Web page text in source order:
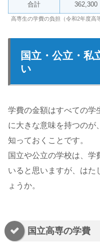
合計 362,300
高専生の学費の負担（令和2年度高
国立・公立・私
い
学費の金額はすべての学
に大きな意味を持つのが
知っておくことです。
国立や公立の学校は、学
いると思いますが、はた
ょうか。
国立高専の学費